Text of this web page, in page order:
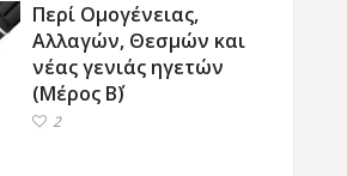
Περί Ομογένειας,
Αλλαγών, Θεσμών και
νέας γενιάς ηγετών
(Μέρος Β΄)
2